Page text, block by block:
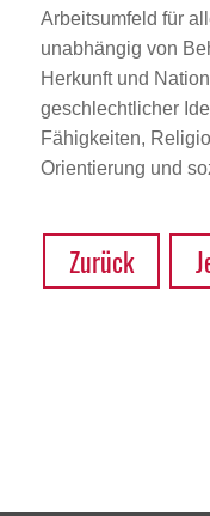
Arbeitsumfeld für
unabhängig von
Herkunft und
geschlechtlicher
Fähigkeiten,
Orientierung und
Zurück